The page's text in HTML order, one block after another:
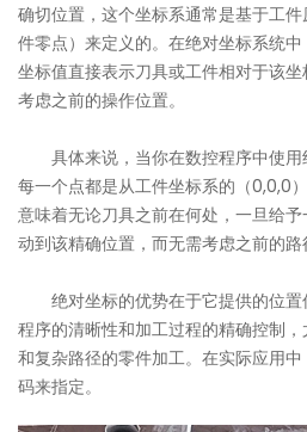
确切位置，这个坐标系通常是基于工
件零点）来定义的。在绝对坐标系统
坐标值直接表示刀具或工件相对于该
考虑之前的操作位置。
具体来说，当你在数控程序中使用
每一个点都是从工件坐标系的（0,0,0
意味着无论刀具之前在何处，一旦给
动到该精确位置，而无需考虑之前的路
绝对坐标的优势在于它提供的位置
程序的清晰性和加工过程的精确控制
和复杂路径的零件加工。在实际应用
码来指定。